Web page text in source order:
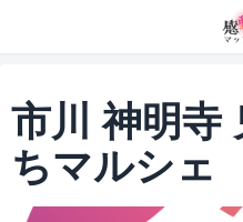
市川 神明寺
ちマルシェ